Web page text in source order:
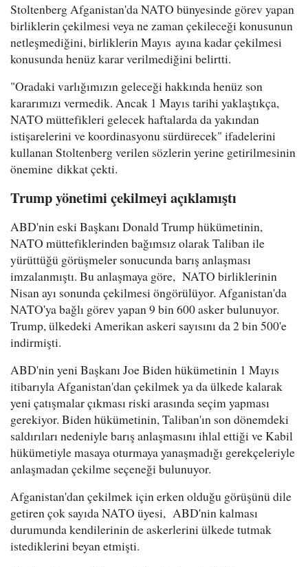
Stoltenberg Afganistan'da NATO bünyesinde görev yapan
birliklerin çekilmesi veya ne zaman çekileceği konusunun
netleşmediğini, birliklerin Mayıs ayına kadar çekilmesi
konusunda henüz karar verilmediğini belirtti.
"Oradaki varlığımızın geleceği hakkında henüz son
kararımızı vermedik. Ancak 1 Mayıs tarihi yaklaştıkça,
NATO müttefikleri gelecek haftalarda da yakından
istişarelerini ve koordinasyonu sürdürecek" ifadelerini
kullanan Stoltenberg verilen sözlerin yerine getirilmesinin
önemine dikkat çekti.
Trump yönetimi çekilmeyi açıklamıştı
ABD'nin eski Başkanı Donald Trump hükümetinin,
NATO müttefiklerinden bağımsız olarak Taliban ile
yürüttüğü görüşmeler sonucunda barış anlaşması
imzalanmıştı. Bu anlaşmaya göre, NATO birliklerinin
Nisan ayı sonunda çekilmesi öngörülüyor. Afganistan'da
NATO'ya bağlı görev yapan 9 bin 600 asker bulunuyor.
Trump, ülkedeki Amerikan askeri sayısını da 2 bin 500'e
indirmişti.
ABD'nin yeni Başkanı Joe Biden hükümetinin 1 Mayıs
itibarıyla Afganistan'dan çekilmek ya da ülkede kalarak
yeni çatışmalar çıkması riski arasında seçim yapması
gerekiyor. Biden hükümetinin, Taliban'ın son dönemdeki
saldırıları nedeniyle barış anlaşmasını ihlal ettiği ve Kabil
hükümetiyle masaya oturmaya yanaşmadığı gerekçeleriyle
anlaşmadan çekilme seçeneği bulunuyor.
Afganistan'dan çekilmek için erken olduğu görüşünü dile
getiren çok sayıda NATO üyesi, ABD'nin kalması
durumunda kendilerinin de askerlerini ülkede tutmak
istediklerini beyan etmişti.